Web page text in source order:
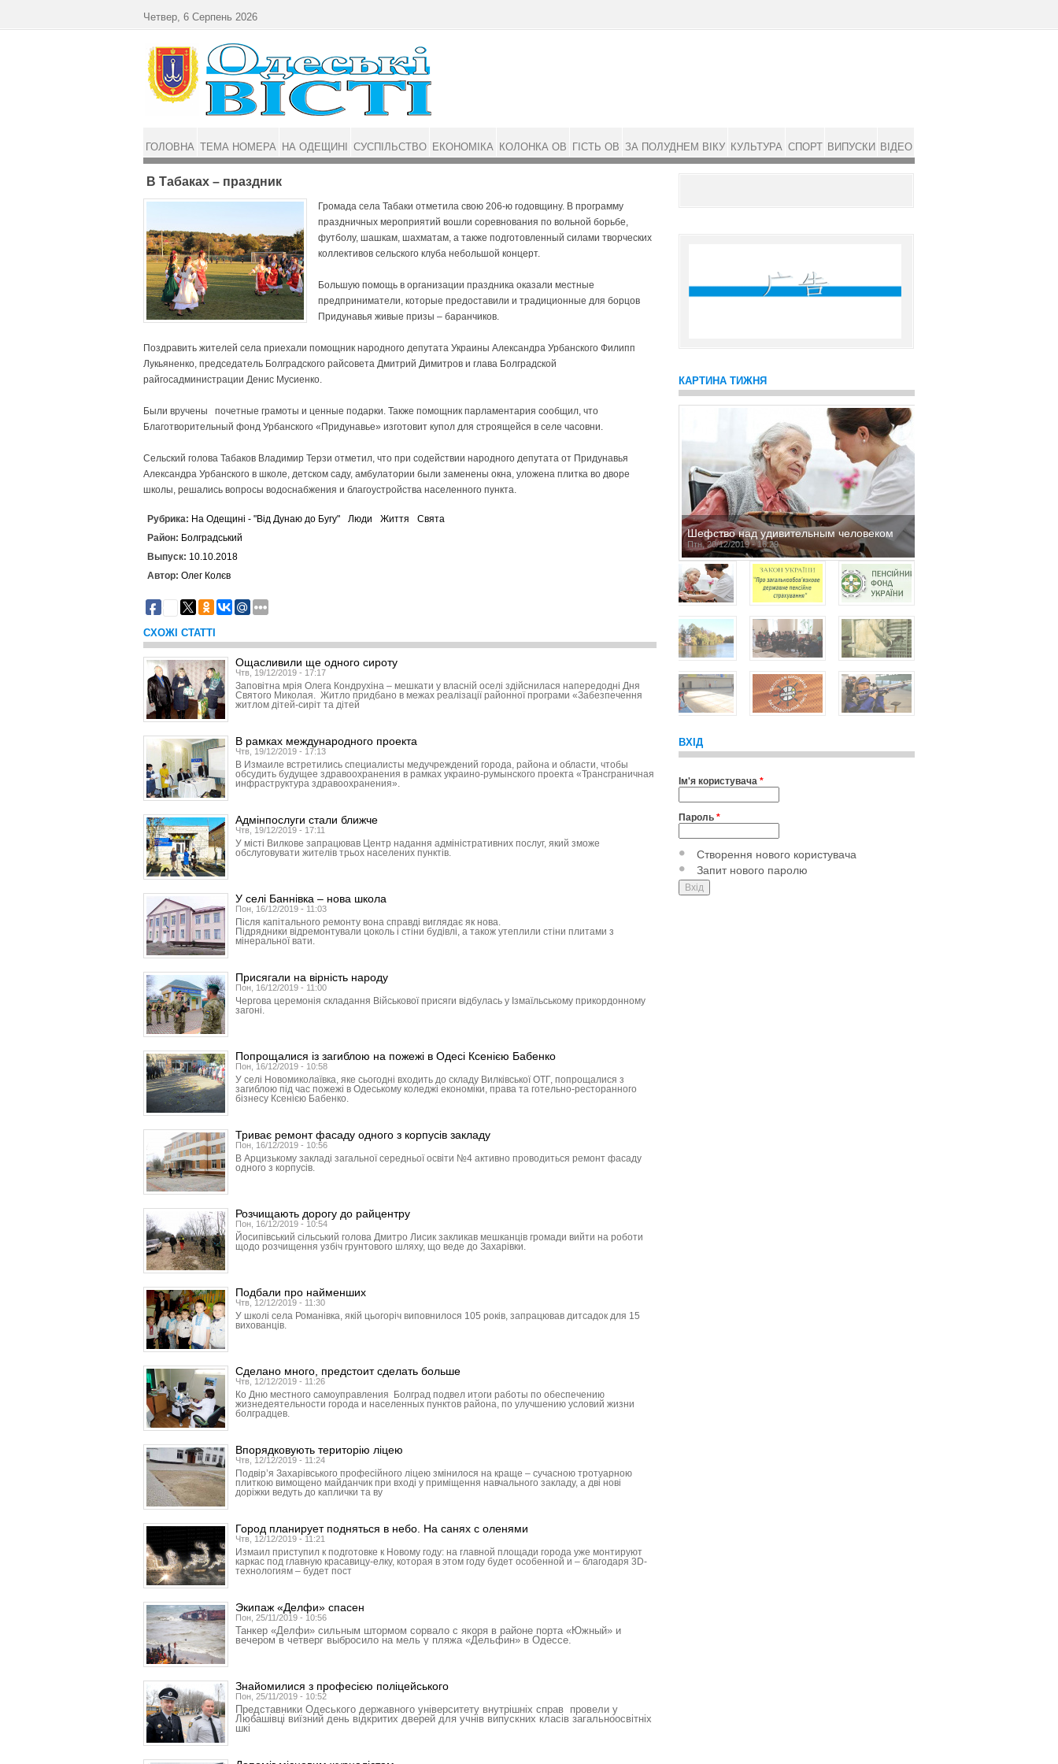
В Табаках – праздник
Громада села Табаки отметила свою 206-ю годовщину. В программу
праздничных мероприятий вошли соревнования по вольной борьбе,
футболу, шашкам, шахматам, а также подготовленный силами творческих
коллективов сельского клуба небольшой концерт.
Большую помощь в организации праздника оказали местные
предприниматели, которые предоставили и традиционные для борцов
Придунавья живые призы – баранчиков.
Поздравить жителей села приехали помощник народного депутата Украины Александра Урбанского Филипп
Лукьяненко, председатель Болградского райсовета Дмитрий Димитров и глава Болградской
райгосадминистрации Денис Мусиенко.
Были вручены почетные грамоты и ценные подарки. Также помощник парламентария сообщил, что
Благотворительный фонд Урбанского «Придунавье» изготовит купол для строящейся в селе часовни.
Сельский голова Табаков Владимир Терзи отметил, что при содействии народного депутата от Придунавья
Александра Урбанского в школе, детском саду, амбулатории были заменены окна, уложена плитка во дворе
школы, решались вопросы водоснабжения и благоустройства населенного пункта.
Рубрика: На Одещині - "Від Дунаю до Бугу" Люди Життя
Свята
Район: Болградський
Выпуск: 10.10.2018
Автор: Олег Колєв
СХОЖІ СТАТТІ
Ощасливили ще одного сироту
Чтв, 19/12/2019 - 17:17
Заповітна мрія Олега Кондрухіна – мешкати у власній оселі здійснилася напередодні Дня
Святого Миколая. Житло придбано в межах реалізації районної програми «Забезпечення
житлом дітей-сиріт та дітей
В рамках международного проекта
Чтв, 19/12/2019 - 17:13
В Измаиле встретились специалисты медучреждений города, района и области, чтобы
обсудить будущее здравоохранения в рамках украино-румынского проекта «Трансграничная
инфраструктура здравоохранения».
Адмінпослуги стали ближче
Чтв, 19/12/2019 - 17:11
У місті Вилкове запрацював Центр надання адміністративних послуг, який зможе
обслуговувати жителів трьох населених пунктів.
У селі Баннівка – нова школа
Пон, 16/12/2019 - 11:03
Після капітального ремонту вона справді виглядає як нова.
Підрядники відремонтували цоколь і стіни будівлі, а також утеплили стіни плитами з
мінеральної вати.
Присягали на вірність народу
Пон, 16/12/2019 - 11:00
Чергова церемонія складання Військової присяги відбулась у Ізмаїльському прикордонному
загоні.
Попрощалися із загиблою на пожежі в Одесі Ксенією Бабенко
Пон, 16/12/2019 - 10:58
У селі Новомиколаївка, яке сьогодні входить до складу Вилківської ОТГ, попрощалися з
загиблою під час пожежі в Одеському коледжі економіки, права та готельно-ресторанного
бізнесу Ксенією Бабенко.
Триває ремонт фасаду одного з корпусів закладу
Пон, 16/12/2019 - 10:56
В Арцизькому закладі загальної середньої освіти №4 активно проводиться ремонт фасаду
одного з корпусів.
Розчищають дорогу до райцентру
Пон, 16/12/2019 - 10:54
Йосипівський сільський голова Дмитро Лисик закликав мешканців громади вийти на роботи
щодо розчищення узбіч грунтового шляху, що веде до Захарівки.
Подбали про найменших
Чтв, 12/12/2019 - 11:30
У школі села Романівка, якій цьогоріч виповнилося 105 років, запрацював дитсадок для 15
вихованців.
Сделано много, предстоит сделать больше
Чтв, 12/12/2019 - 11:26
Ко Дню местного самоуправления Болград подвел итоги работы по обеспечению
жизнедеятельности города и населенных пунктов района, по улучшению условий жизни
болградцев.
Впорядковують територію ліцею
Чтв, 12/12/2019 - 11:24
Подвір’я Захарівського професійного ліцею змінилося на краще – сучасною тротуарною
плиткою вимощено майданчик при вході у приміщення навчального закладу, а дві нові
доріжки ведуть до каплички та ву
Город планирует подняться в небо. На санях с оленями
Чтв, 12/12/2019 - 11:21
Измаил приступил к подготовке к Новому году: на главной площади города уже монтируют
каркас под главную красавицу-елку, которая в этом году будет особенной и – благодаря 3D-
технологиям – будет пост
Экипаж «Делфи» спасен
Пон, 25/11/2019 - 10:56
Танкер «Делфи» сильным штормом сорвало с якоря в районе порта «Южный» и
вечером в четверг выбросило на мель у пляжа «Дельфин» в Одессе.
Знайомилися з професією поліцейського
Пон, 25/11/2019 - 10:52
Представники Одеського державного університету внутрішніх справ провели у
Любашівці виїзний день відкритих дверей для учнів випускних класів загальноосвітніх
шкі
КАРТИНА ТИЖНЯ
Шефство над удивительным человеком
Птн, 20/12/2019 - 16:29
ВХІД
Ім'я користувача *
Пароль *
Створення нового користувача
Запит нового паролю
Четвер, 6 Серпень 2026
ГОЛОВНА ТЕМА НОМЕРА НА ОДЕЩИНІ СУСПІЛЬСТВО ЕКОНОМІКА КОЛОНКА ОВ ГІСТЬ ОВ ЗА ПОЛУДНЕМ ВІКУ КУЛЬТУРА СПОРТ ВИПУСКИ ВІДЕО